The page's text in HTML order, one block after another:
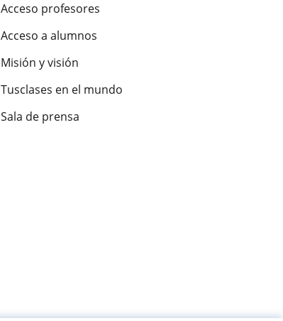
Acceso profesores
Acceso a alumnos
Misión y visión
Tusclases en el mundo
Sala de prensa